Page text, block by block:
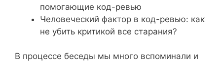
помогающие код-ревью
Человеческий фактор в код-ревью: как
не убить критикой все старания?
В процессе беседы мы много вспоминали и